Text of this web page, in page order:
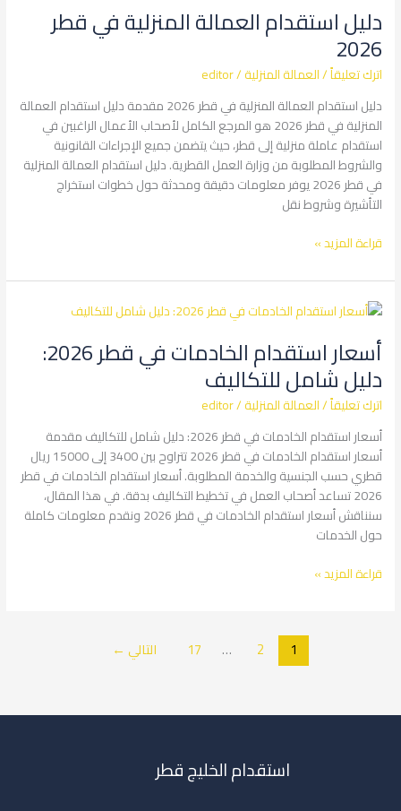
دليل استقدام العمالة المنزلية في قطر
2026
اترك تعليقاً/العمالة المنزلية/
editor
دليل استقدام العمالة المنزلية في قطر 2026 مقدمة دليل استقدام العمالة
المنزلية في قطر 2026 هو المرجع الكامل لأصحاب الأعمال الراغبين في
استقدام عاملة منزلية إلى قطر، حيث يتضمن جميع الإجراءات القانونية
والشروط المطلوبة من وزارة العمل القطرية. دليل استقدام العمالة المنزلية
في قطر 2026 يوفر معلومات دقيقة ومحدثة حول خطوات استخراج
التأشيرة وشروط نقل
العمالة
المنزلية
في
قطر
2026
قراءة المزيد »
أسعار استقدام الخادمات في قطر 2026:
دليل شامل للتكاليف
اترك تعليقاً/العمالة المنزلية/
editor
أسعار استقدام الخادمات في قطر 2026: دليل شامل للتكاليف مقدمة
أسعار استقدام الخادمات في قطر 2026 تتراوح بين 3400 إلى 15000 ريال
قطري حسب الجنسية والخدمة المطلوبة. أسعار استقدام الخادمات في قطر
2026 تساعد أصحاب العمل في تخطيط التكاليف بدقة. في هذا المقال،
سنناقش أسعار استقدام الخادمات في قطر 2026 ونقدم معلومات كاملة
حول الخدمات
أسعار
الخادمات
في
قطر
دليل
شامل
للتكاليف
قراءة المزيد »
17 التالي←
استقدام الخليج قطر